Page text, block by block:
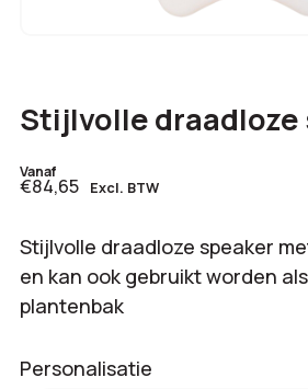
Stijlvolle draadloze
Vanaf
€84,65 Excl. BTW
Stijlvolle draadloze speaker
en kan ook gebruikt worden
plantenbak
Personalisatie